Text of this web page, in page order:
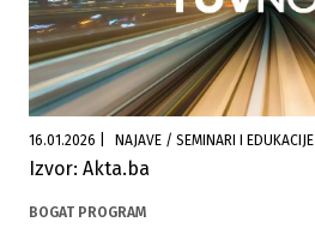
16.01.2026 NAJAVE / SEMINARI I EDUKACIJE
Izvor: Akta.ba
BOGAT PROGRAM